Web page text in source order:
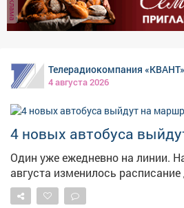
безопасности или мотошлемом; 102 – нарушили
правила проезда перекрёстков; 68 – проехали на
пешехода. Произошло 52 ДТП, в которых 8 человек
погибли и 63 травмированы.
Телерадиокомпания «КВАНТ»
4 августа 2026
4 новых автобуса
Один уже ежедневно на линии. Напомним, что с 1
августа изменилось